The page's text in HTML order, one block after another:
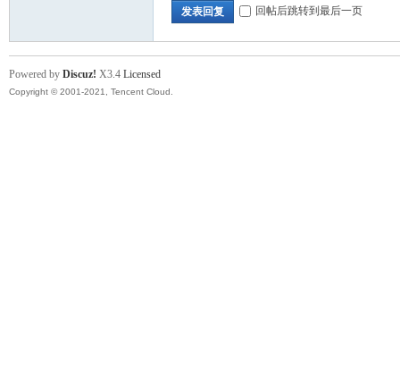
发表回复 回帖后跳转到最后一页
Powered by Discuz! X3.4 Licensed
Copyright © 2001-2021, Tencent Cloud.